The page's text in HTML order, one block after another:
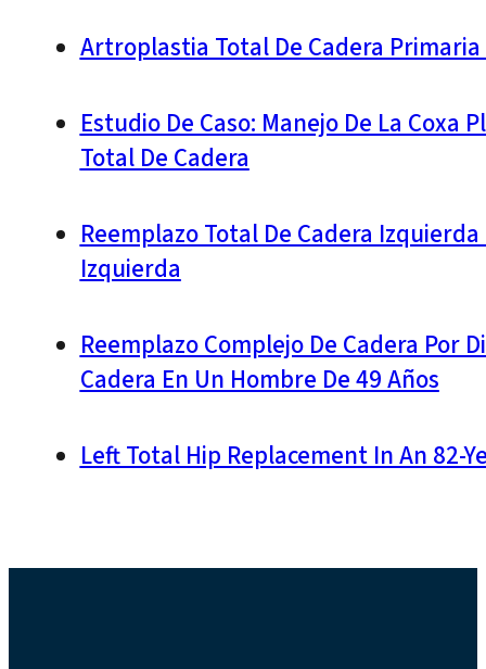
Artroplastia Total De Cadera
Estudio De Caso: Manejo De La Coxa
Total De Cadera
Reemplazo Total De Cadera
Izquierda
Reemplazo Complejo De Cadera Por
Cadera En Un Hombre De 49 Años
Left Total Hip Replacement In An 82-